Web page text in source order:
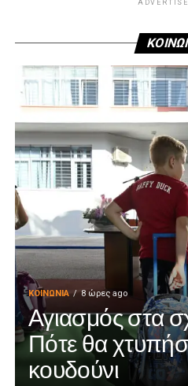
ΚΟΙΝΩΝΊΑ 8 ώρες ago
Αγιασμός στα
Πότε θα
κουδούνι